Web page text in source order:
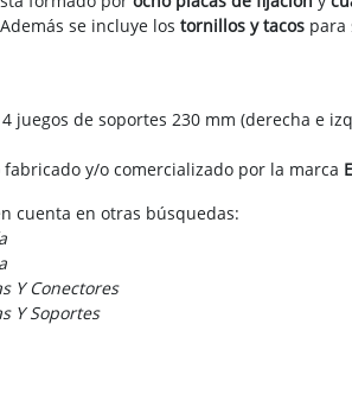
se incluye los tornillos y tacos para
juegos de soportes 230 mm (derecha e
fabricado y/o comercializado por la marca
cuenta en otras búsquedas:
Y Conectores
Y Soportes